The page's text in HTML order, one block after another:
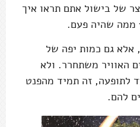
זמן קצר של בישול אתם תראו איך
אלא גם כמות יפה של
האוויר משתחרר. ולא
לתופעה, זה תמיד מהפנט
להם.